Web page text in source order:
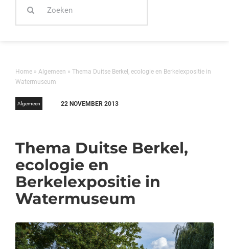
IN BEELD
naar:
Home» Algemeen » Thema Duitse Berkel, ecologie en Berkelexpositie in
Watermuseum
Algemeen 22 NOVEMBER 2013
Thema Duitse Berkel,
ecologie en
Berkelexpositie in
Watermuseum